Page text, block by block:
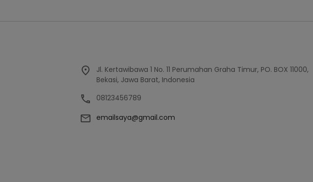
Jl. Kertawibawa 1 No. 11 Perumahan Graha Timur, PO. BOX 11000,
Bekasi, Jawa Barat, Indonesia
08123456789
emailsaya@gmail.com